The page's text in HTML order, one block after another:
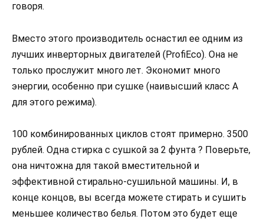
говоря.
Вместо этого производитель оснастил ее одним из
лучших инверторных двигателей (ProfiEco). Она не
только прослужит много лет. Экономит много
энергии, особенно при сушке (наивысший класс А
для этого режима).
100 комбинированных циклов стоят примерно. 3500
рублей. Одна стирка с сушкой за 2 фунта ? Поверьте,
она ничтожна для такой вместительной и
эффективной стирально-сушильной машины. И, в
конце концов, вы всегда можете стирать и сушить
меньшее количество белья. Потом это будет еще